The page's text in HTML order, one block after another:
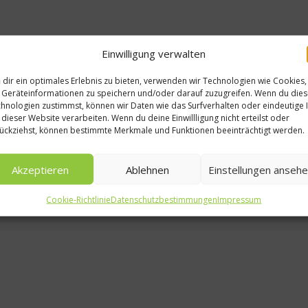
Einwilligung verwalten
dir ein optimales Erlebnis zu bieten, verwenden wir Technologien wie Cookies,
Geräteinformationen zu speichern und/oder darauf zuzugreifen. Wenn du
zustimmst, können wir Daten wie das Surfverhalten oder eindeutige
dieser Website verarbeiten. Wenn du deine Einwillligung nicht erteilst oder
können bestimmte Merkmale und Funktionen beeinträchtigt werden.
Akzeptieren Ablehnen Einstellungen
Cookie-RichtlinieDatenschutzbestimmungenImpressum
dick?
Spitzenköche